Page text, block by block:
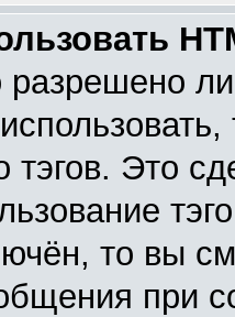
разрешено
тэгов. Это
то вы
при